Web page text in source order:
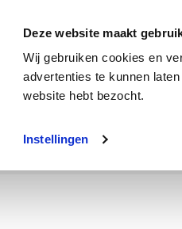
Deze website maakt
Wij gebruiken cookies en
advertenties te kunnen
website hebt bezocht.
Instellingen
Energie Verzekeringen
Energie